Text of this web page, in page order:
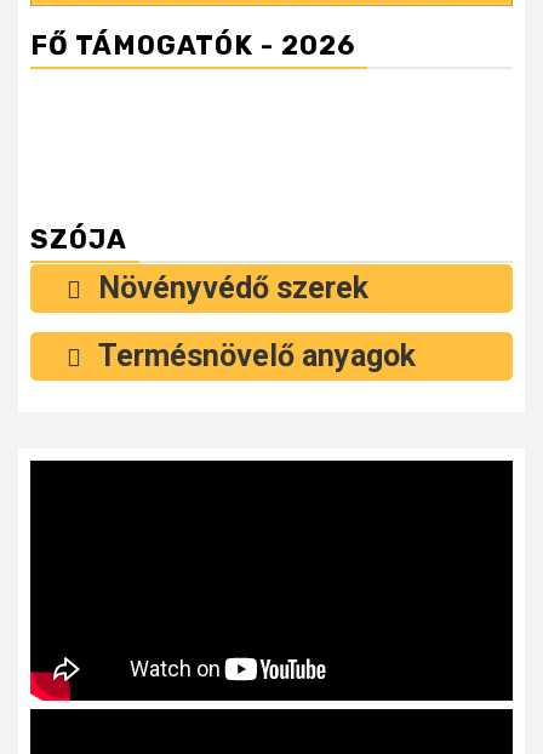
FŐ TÁMOGATÓK - 2026
SZÓJA
Növényvédő szerek
Termésnövelő anyagok